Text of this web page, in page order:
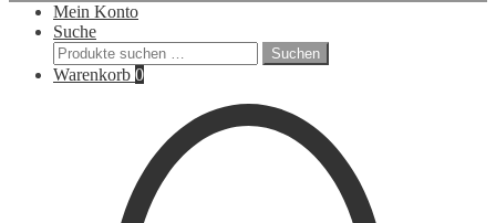
Mein Konto
Suche
Suchen
nach:
Suchen
Warenkorb 0